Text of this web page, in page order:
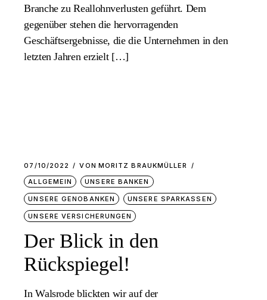
Branche zu Reallohnverlusten geführt. Dem
gegenüber stehen die hervorragenden
Geschäftsergebnisse, die die Unternehmen in den
letzten Jahren erzielt […]
07/10/2022 VON MORITZ BRAUKMÜLLER
ALLGEMEIN
UNSERE BANKEN
UNSERE GENOBANKEN UNSERE SPARKASSEN
UNSERE VERSICHERUNGEN
Der Blick in den
Rückspiegel!
In Walsrode blickten wir auf der